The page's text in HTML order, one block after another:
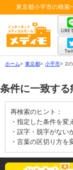
東京都小平市の検
ホーム> 東京都> 小平市> 2
条件に一致する
再検索のヒント：
・指定した条件を変
・誤字・脱字がない
・言葉の区切り方を